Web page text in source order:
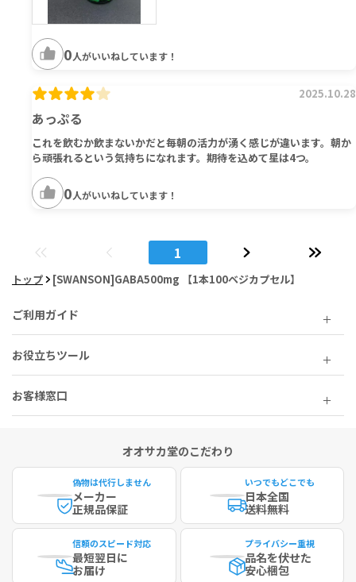
0人がいいねしています！
あっぷる
2025.10.28
これを飲むか飲まないかだと毎朝の活力が湧く感じが違います。朝か
ら頑張れるという気持ちになれます。期待を込めて星は4つ。
0人がいいねしています！
1
トップ [SWANSON]GABA500mg 【1本100ベジカプセル】
ご利用ガイド
お役立ちツール
お客様窓口
オオサカ堂のこだわり
偽物は代行しません
メーカー
正規品保証
いつでもどこでも
日本全国
送料無料
信頼のスピード対応
最短翌日に
お届け
プライバシー重視
品名を伏せた
安心梱包